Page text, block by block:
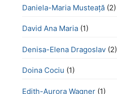
Daniela-Maria Musteață (2)
David Ana Maria (1)
Denisa-Elena Dragoslav (2)
Doina Cociu (1)
Edith-Aurora Wagner (1)